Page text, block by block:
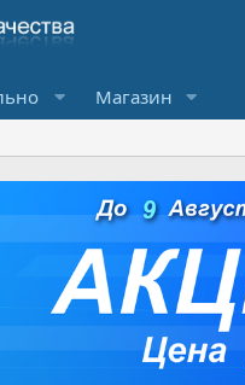
Магазин